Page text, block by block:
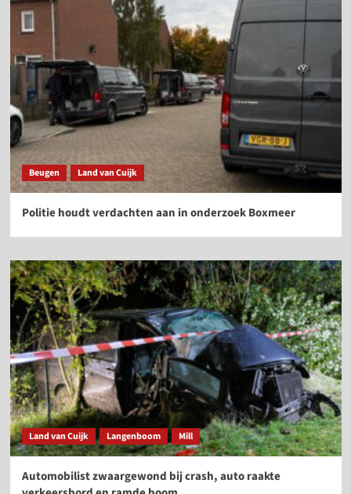
Beugen Land van Cuijk
Politie houdt verdachten aan in onderzoek Boxmeer
Land van Cuijk Langenboom Mill
Automobilist zwaargewond bij crash, auto raakte